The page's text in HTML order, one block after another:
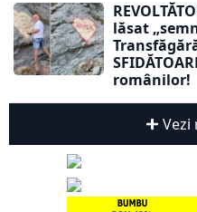
lăsat
românilor!
Vezi